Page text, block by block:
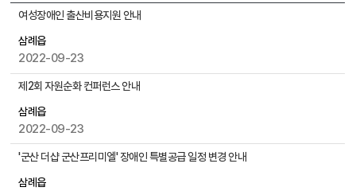
물
색사
게
물
록
여성장애인 출산비용지원 안내
삼례읍
2022-09-23
제2회 자원순화 컨퍼런스 안내
삼례읍
2022-09-23
'군산 더샵 군산프리미엘' 장애인 특별공급 일정 변경 안내
삼례읍